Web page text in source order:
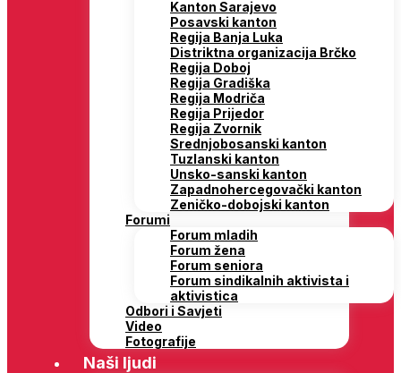
Kanton Sarajevo
Posavski kanton
Regija Banja Luka
Distriktna organizacija Brčko
Regija Doboj
Regija Gradiška
Regija Modriča
Regija Prijedor
Regija Zvornik
Srednjobosanski kanton
Tuzlanski kanton
Unsko-sanski kanton
Zapadnohercegovački kanton
Zeničko-dobojski kanton
Forumi
Forum mladih
Forum žena
Forum seniora
Forum sindikalnih aktivista i
aktivistica
Odbori i Savjeti
Video
Fotografije
Naši ljudi